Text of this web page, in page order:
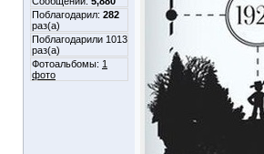
Поблагодарил: 282
раз(а)
Поблагодарили 1013
раз(а)
Фотоальбомы: 1
фото